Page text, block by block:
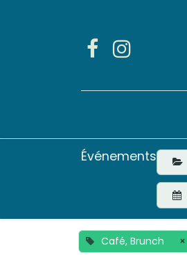
Événements
Café, Brunch ×